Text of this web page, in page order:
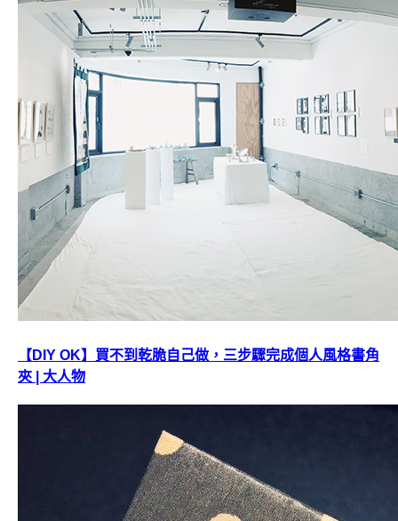
【DIY OK】買不到乾脆自己做，三步驟完成個人風格書角
夾 | 大人物